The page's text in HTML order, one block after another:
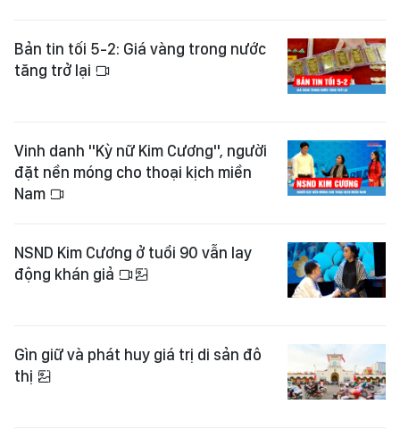
Bản tin tối 5-2: Giá vàng trong nước
tăng trở lại
Vinh danh "Kỳ nữ Kim Cương", người
đặt nền móng cho thoại kịch miền
Nam
NSND Kim Cương ở tuổi 90 vẫn lay
động khán giả
Gìn giữ và phát huy giá trị di sản đô
thị